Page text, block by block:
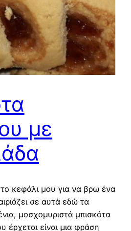
με
κεφάλι μου για να βρω ένα
σε αυτά εδώ τα
μοσχομυριστά μπισκότα
έρχεται είναι μια φράση